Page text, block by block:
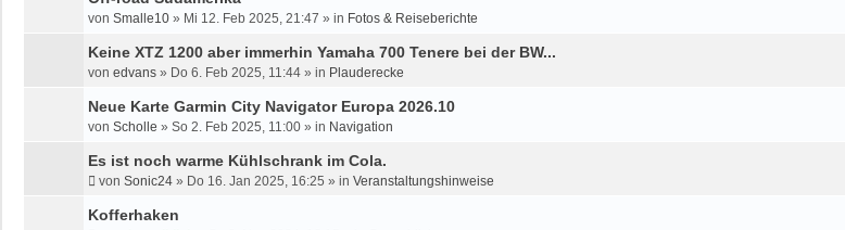
von Smalle10 » Mi 12. Feb 2025, 21:47 » in Fotos & Reiseberichte
Keine XTZ 1200 aber immerhin Yamaha 700 Tenere bei der BW...
von edvans » Do 6. Feb 2025, 11:44 » in Plauderecke
Neue Karte Garmin City Navigator Europa 2026.10
von Scholle » So 2. Feb 2025, 11:00 » in Navigation
Es ist noch warme Kühlschrank im Cola.
von Sonic24 » Do 16. Jan 2025, 16:25 » in Veranstaltungshinweise
Kofferhaken